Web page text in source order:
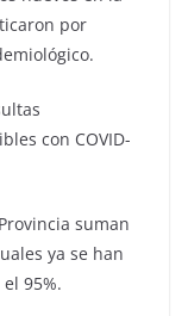
por
con COVID-
suman
ya se han
95%.